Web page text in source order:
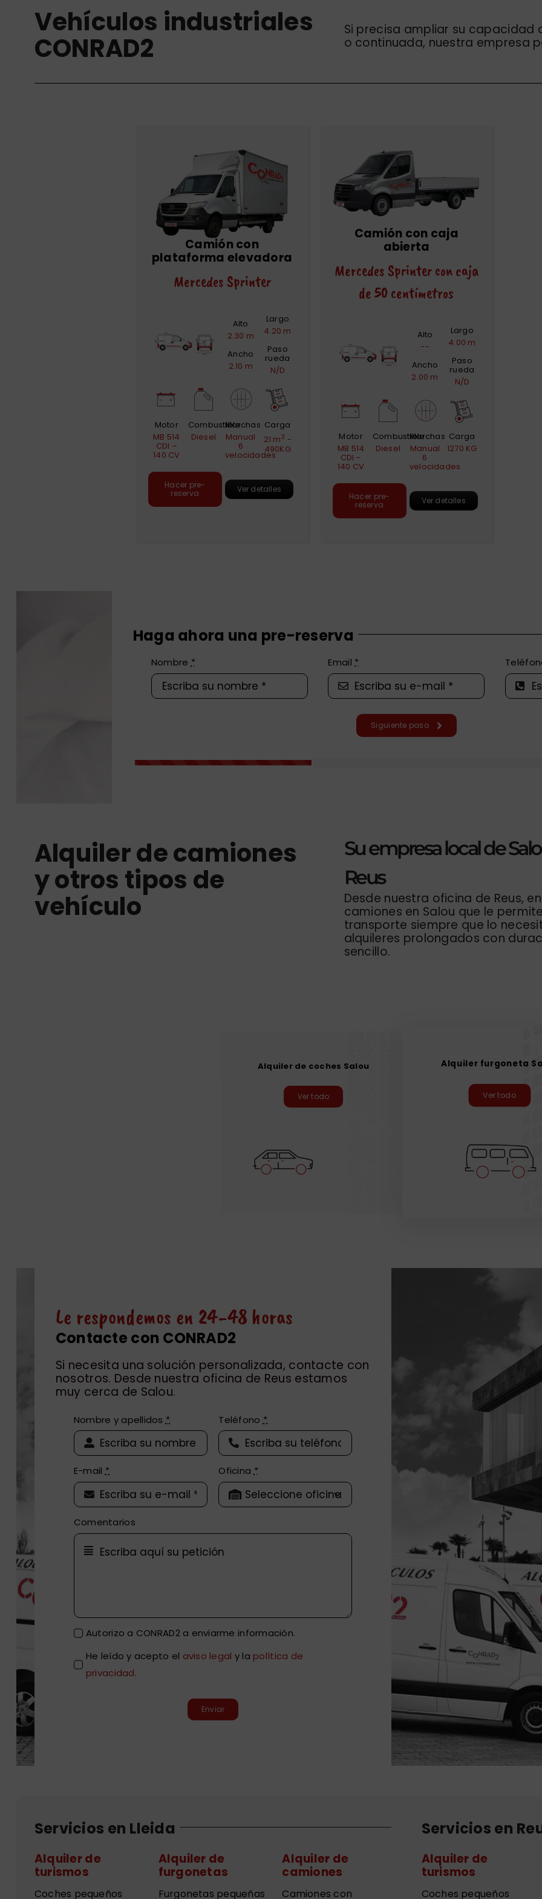
Vehículos industriales
CONRAD2
Si precisa ampliar su
o continuada, nuestra empresa
Camión con
plataforma elevadora
Mercedes Sprinter
Alto
2.30 m
Ancho
2.10 m
Largo
4.20 m
Paso
rueda
N/D
Motor
MB 514
CDI –
140 CV
Combustible
Diesel
Marchas
Manual
6
velocidades
Carga
21 m3 -
490KG
Hacer pre-
reserva
Ver detalles
Camión con caja
abierta
Mercedes Sprinter con caja
de 50 centímetros
Alto
--
Ancho
2.00 m
Largo
4.00 m
Paso
rueda
N/D
Motor
MB 514
CDI –
140 CV
Combustible
Diesel
Marchas
Manual
6
velocidades
Carga
1270 KG
Hacer pre-
reserva
Ver detalles
Haga ahora una pre-reserva
Nombre * Email *
Siguiente paso
Alquiler de camiones
y otros tipos de
vehículo
Su empresa local de
Reus
Desde nuestra oficina de Reus,
camiones en Salou que le
transporte siempre que lo
alquileres prolongados con
sencillo.
Alquiler de coches Salou
Ver todo
Alquiler furgoneta
Ver todo
Le respondemos en 24-48 horas
Contacte con CONRAD2
Si necesita una solución personalizada, contacte con
nosotros. Desde nuestra oficina de Reus estamos
muy cerca de Salou.
Nombre y apellidos * Teléfono *
E-mail* Oficina*
Comentarios
Autorizo a CONRAD2 a enviarme información.
He leído y acepto el aviso legal y la política de
privacidad.
Enviar
Servicios en Lleida
Alquiler de
turismos
Coches pequeños
Alquiler de
furgonetas
Furgonetas pequeñas
Alquiler de
camiones
Camiones con
Servicios en
Alquiler de
turismos
Coches pequeños